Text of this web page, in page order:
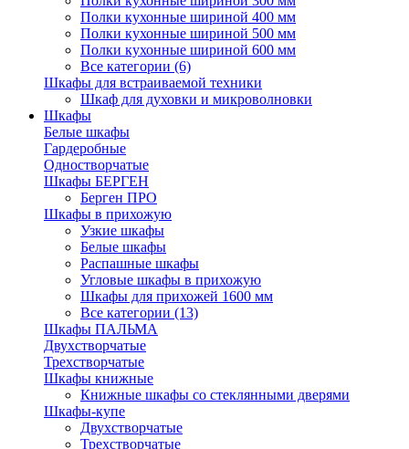
Полки кухонные шириной 400 мм
Полки кухонные шириной 500 мм
Полки кухонные шириной 600 мм
Все категории (6)
Шкафы для встраиваемой техники
Шкаф для духовки и микроволновки
Шкафы
Белые шкафы
Гардеробные
Одностворчатые
Шкафы БЕРГЕН
Берген ПРО
Шкафы в прихожую
Узкие шкафы
Белые шкафы
Распашные шкафы
Угловые шкафы в прихожую
Шкафы для прихожей 1600 мм
Все категории (13)
Шкафы ПАЛЬМА
Двухстворчатые
Трехстворчатые
Шкафы книжные
Книжные шкафы со стеклянными дверями
Шкафы-купе
Двухстворчатые
Трехстворчатые